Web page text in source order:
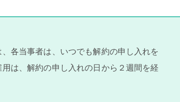
各当事者は、いつでも解約の申し入れを
は、解約の申し入れの日から２週間を経